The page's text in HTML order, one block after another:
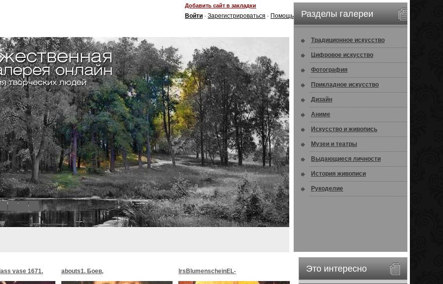
Добавить сайт в закладки
Войти · Зарегистрироваться · Помощь
8
Разделы галереи
Традиционное искусство
Цифровое искусство
Фотография
Прикладное искусство
Дизайн
Аниме
Искусство и живопись
Музеи и театры
Выдающиеся личности
История живописи
Рукоделие
Это интересно
vase 1671. abouts1. Боев, lrsBlumenscheinEL-